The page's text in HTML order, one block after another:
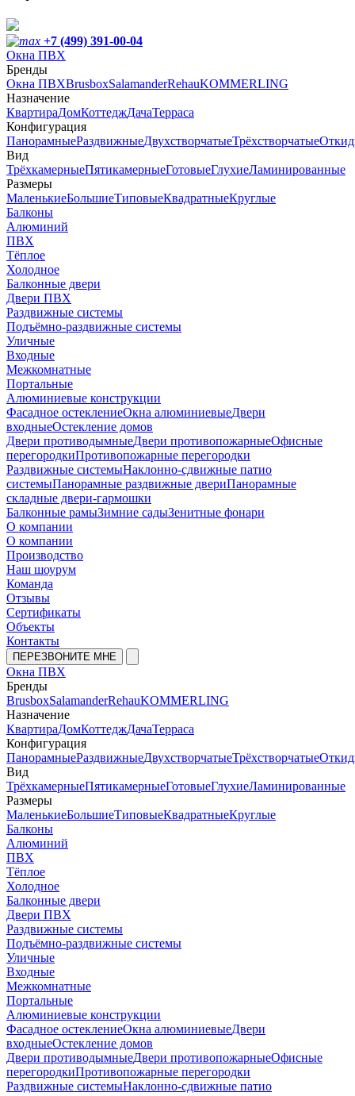
+7 (499) 391-00-04
Окна ПВХ
Бренды
Окна ПВХBrusboxSalamanderRehauKOMMERLING
Назначение
КвартираДомКоттеджДачаТерраса
Конфигурация
ПанорамныеРаздвижныеДвухстворчатыеТрёхстворчатые
Вид
ТрёхкамерныеПятикамерныеГотовыеГлухиеЛаминированные
Размеры
МаленькиеБольшиеТиповыеКвадратныеКруглые
Балконы
Алюминий
ПВХ
Тёплое
Холодное
Балконные двери
Двери ПВХ
Раздвижные системы
Подъёмно-раздвижные системы
Уличные
Входные
Межкомнатные
Портальные
Алюминиевые конструкции
Фасадное остеклениеОкна алюминиевыеДвери
входныеОстекление домов
Двери противодымныеДвери противопожарныеОфисные
перегородкиПротивопожарные перегородки
Раздвижные системыНаклонно-сдвижные патио
системыПанорамные раздвижные двериПанорамные
складные двери-гармошки
Балконные рамыЗимние садыЗенитные фонари
О компании
О компании
Производство
Наш шоурум
Команда
Отзывы
Сертификаты
Объекты
Контакты
ПЕРЕЗВОНИТЕ МНЕ
Окна ПВХ
Бренды
BrusboxSalamanderRehauKOMMERLING
Назначение
КвартираДомКоттеджДачаТерраса
Конфигурация
ПанорамныеРаздвижныеДвухстворчатыеТрёхстворчатые
Вид
ТрёхкамерныеПятикамерныеГотовыеГлухиеЛаминированные
Размеры
МаленькиеБольшиеТиповыеКвадратныеКруглые
Балконы
Алюминий
ПВХ
Тёплое
Холодное
Балконные двери
Двери ПВХ
Раздвижные системы
Подъёмно-раздвижные системы
Уличные
Входные
Межкомнатные
Портальные
Алюминиевые конструкции
Фасадное остеклениеОкна алюминиевыеДвери
входныеОстекление домов
Двери противодымныеДвери противопожарныеОфисные
перегородкиПротивопожарные перегородки
Раздвижные системыНаклонно-сдвижные патио